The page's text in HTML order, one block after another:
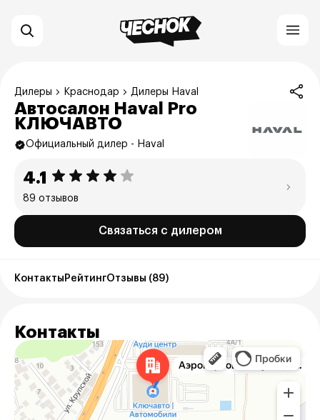
Дилеры Краснодар Дилеры Haval
Автосалон Haval Pro
КЛЮЧАВТО
Официальный дилер - Haval
4.1
89 отзывов
Связаться с дилером
Контакты РейтингОтзывы (89)
Контакты